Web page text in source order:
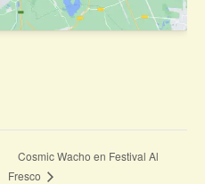
Cosmic Wacho en Festival Al
Fresco